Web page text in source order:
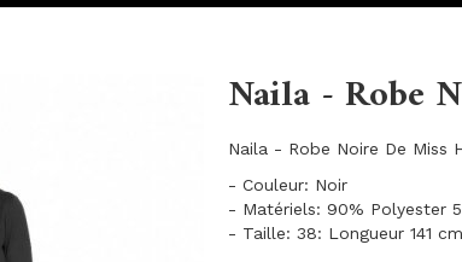
Naila - Robe
Naila - Robe Noire De Miss
- Couleur: Noir
- Matériels: 90% Polyester
- Taille: 38: Longueur 141